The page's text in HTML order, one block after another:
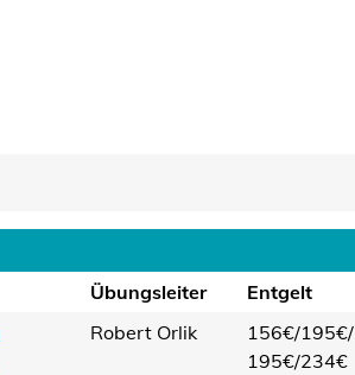
Übungsleiter Entgelt
Robert Orlik 156€/195€/
195€/234€